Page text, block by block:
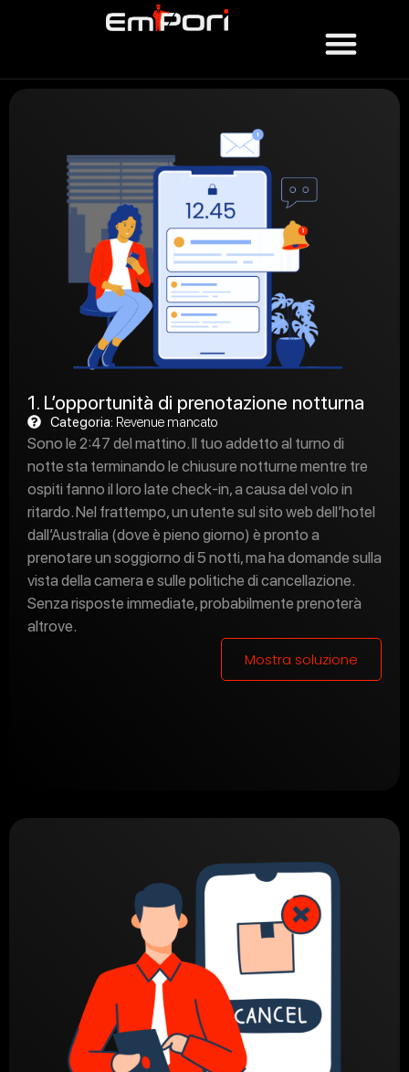
1. L’opportunità di prenotazione notturna
Categoria: Revenue mancato
Sono le 2:47 del mattino. Il tuo addetto al turno di
notte sta terminando le chiusure notturne mentre tre
ospiti fanno il loro late check-in, a causa del volo in
ritardo. Nel frattempo, un utente sul sito web dell’hotel
dall’Australia (dove è pieno giorno) è pronto a
prenotare un soggiorno di 5 notti, ma ha domande sulla
vista della camera e sulle politiche di cancellazione.
Senza risposte immediate, probabilmente prenoterà
altrove.
Mostra soluzione